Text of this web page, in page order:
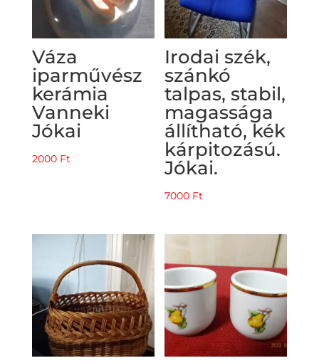
Váza
iparművész
kerámia
Vanneki
Jókai
2000 Ft
Irodai szék,
szánkó
talpas, stabil,
magassága
állítható, kék
kárpitozású.
Jókai.
7000 Ft